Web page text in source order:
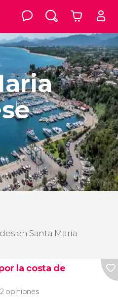
en Santa Maria
la costa de
opiniones